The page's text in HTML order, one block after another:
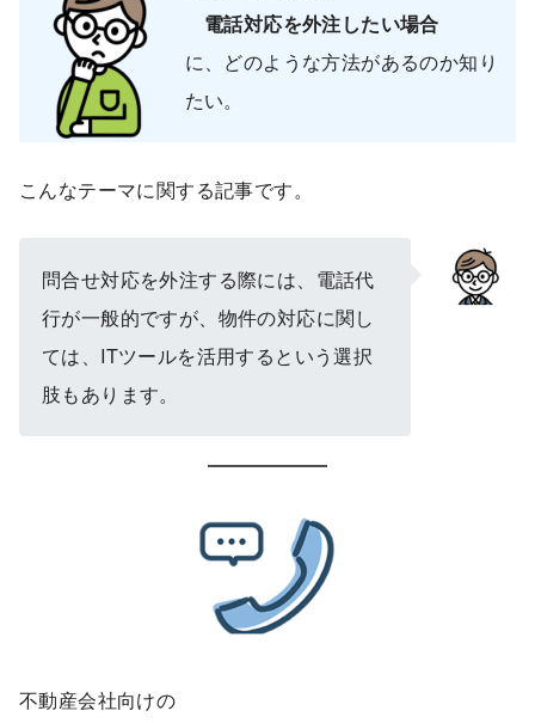
電話対応を外注したい場合
に、どのような方法があるのか知り
たい。
こんなテーマに関する記事です。
問合せ対応を外注する際には、電話代
行が一般的ですが、物件の対応に関し
ては、ITツールを活用するという選択
肢もあります。
不動産会社向けの